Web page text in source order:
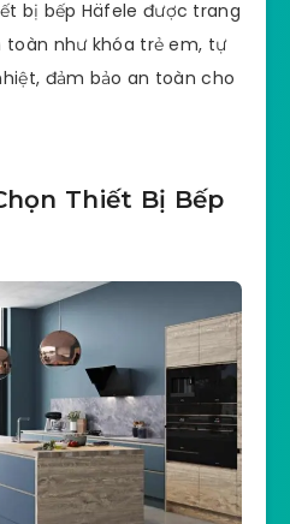
bị bếp Häfele được trang
như khóa trẻ em, tự
đảm bảo an toàn cho
Thiết Bị Bếp